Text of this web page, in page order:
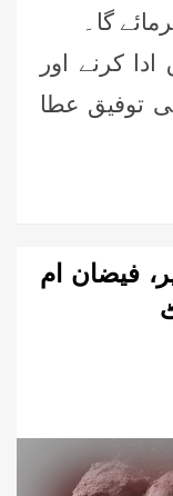
گا۔
کرنے اور
توفیق عطا
فیضان ام